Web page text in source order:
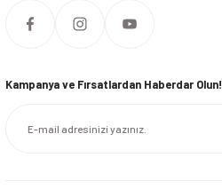
Kampanya ve Fırsatlardan Haberdar Olun!